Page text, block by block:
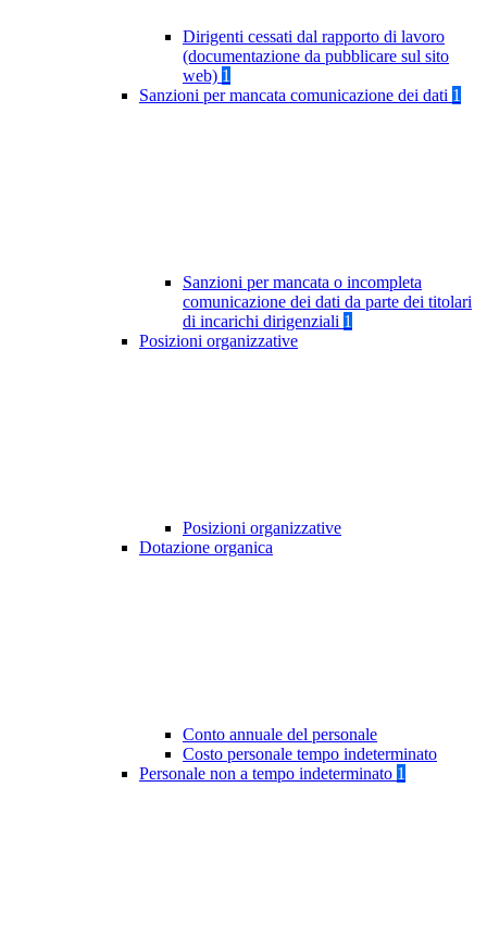
Dirigenti cessati dal rapporto di lavoro
(documentazione da pubblicare sul sito
web) 1
Sanzioni per mancata comunicazione dei dati 1
Sanzioni per mancata o incompleta
comunicazione dei dati da parte dei titolari
di incarichi dirigenziali 1
Posizioni organizzative
Posizioni organizzative
Dotazione organica
Conto annuale del personale
Costo personale tempo indeterminato
Personale non a tempo indeterminato 1